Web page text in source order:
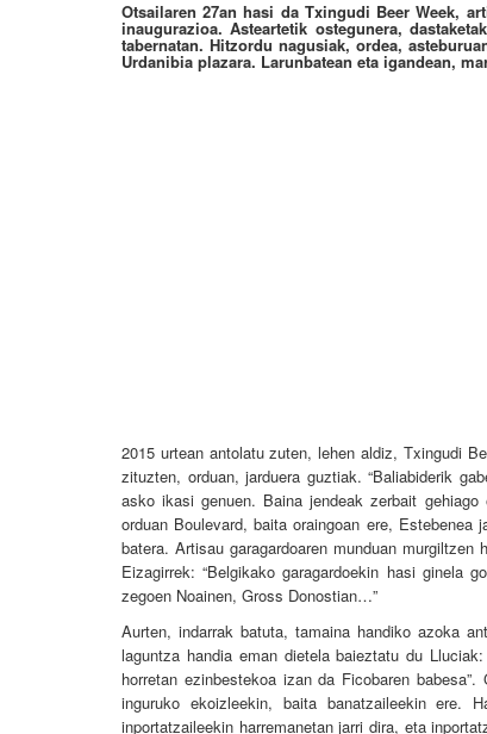
Otsailaren 27an hasi da Txingudi Beer Week,
inaugurazioa. Asteartetik ostegunera,
tabernatan. Hitzordu nagusiak, ordea,
Urdanibia plazara. Larunbatean eta igandean,
2015 urtean antolatu zuten, lehen aldiz, Txingudi
zituzten, orduan, jarduera guztiak. “Baliabiderik
asko ikasi genuen. Baina jendeak zerbait
orduan Boulevard, baita oraingoan ere,
batera. Artisau garagardoaren munduan
Eizagirrek:“Belgikako garagardoekin hasi ginela
zegoen Noainen, Gross Donostian…”
Aurten, indarrak batuta, tamaina handiko azoka
laguntza handia eman dietela baieztatu du
horretan ezinbestekoa izan da Ficobaren
inguruko ekoizleekin, baita banatzaileekin ere.
inportatzaileekin harremanetan jarri dira, eta